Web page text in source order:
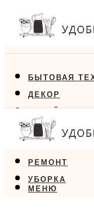
БЫТОВАЯ
ДЕКОР
ДИЗАЙН
ЕДА
РЕМОНТ
УБОРКА
МЕНЮ